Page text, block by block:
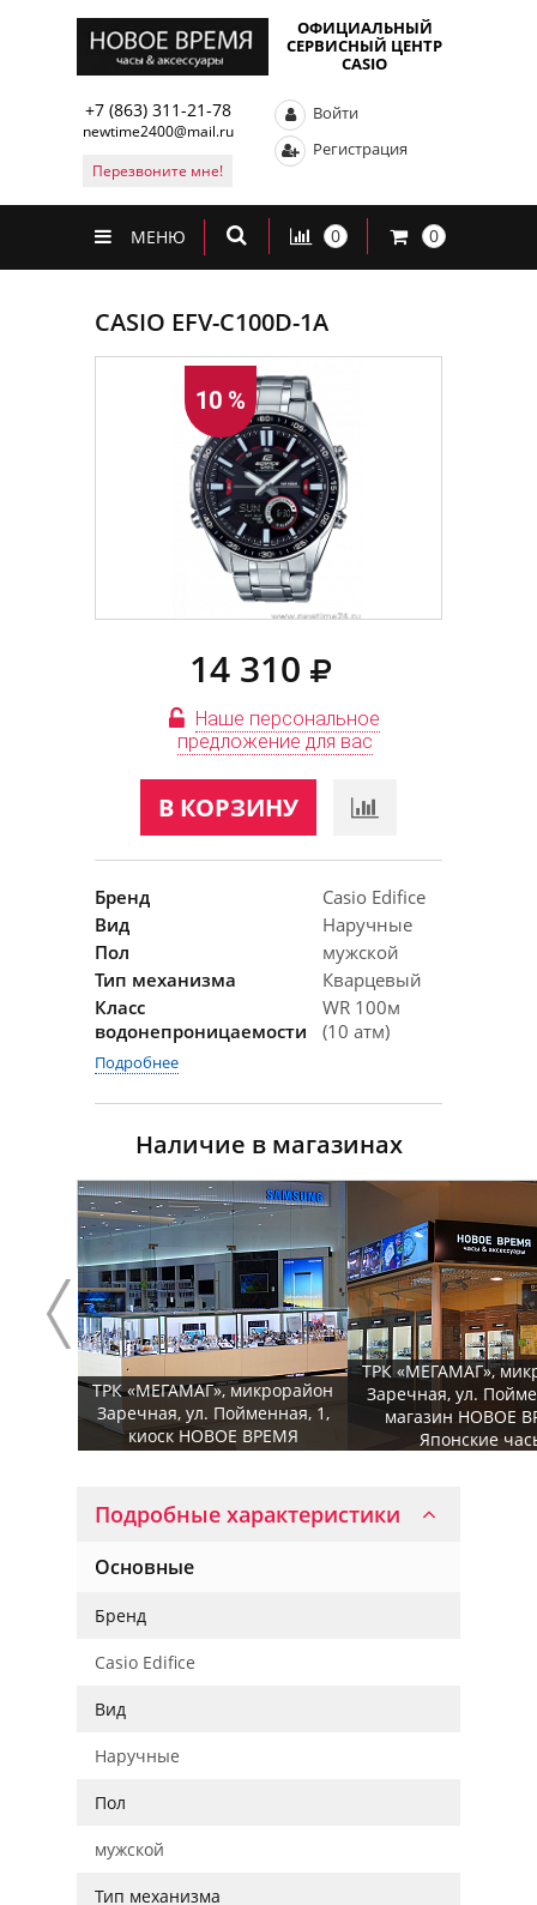
ОФИЦИАЛЬНЫЙ
СЕРВИСНЫЙ ЦЕНТР
CASIO
+7 (863) 311-21-78
newtime2400@mail.ru
Перезвоните мне!
Войти
Регистрация
МЕНЮ 0 0
CASIO EFV-C100D-1A
10 %
14 310
Наше персональное
предложение для вас
В КОРЗИНУ
Бренд
Casio Edifice
Вид
Наручные
Пол
мужской
Тип механизма
Кварцевый
Класс
водонепроницаемости
WR 100м
(10 атм)
Подробнее
Наличие в магазинах
ТРК «МЕГАМАГ», микрорайон
Заречная, ул. Пойменная, 1,
киоск НОВОЕ ВРЕМЯ
ТРК «МЕГАМАГ»,
Заречная, ул.
магазин НОВОЕ
Японские
Подробные характеристики
Основные
Бренд
Casio Edifice
Вид
Наручные
Пол
мужской
Тип механизма